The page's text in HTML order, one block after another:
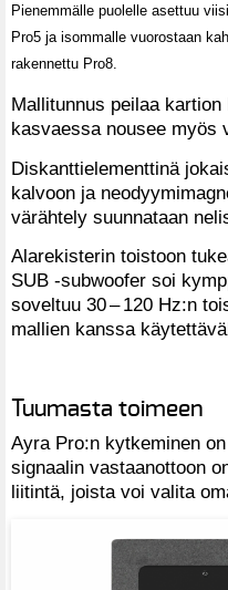
Pienemmälle puolelle asettuu
Pro5 ja isommalle vuorostaan
rakennettu Pro8.
Mallitunnus peilaa
kasvaessa nousee myös
Diskanttielementtinä
kalvoon ja
värähtely suunnataan
Alarekisterin toistoon
SUB -subwoofer soi
soveltuu 30 – 120 Hz:n
mallien kanssa
Tuumasta toimeen
Ayra Pro:n kytkeminen
signaalin vastaanottoon
liitintä, joista voi valita